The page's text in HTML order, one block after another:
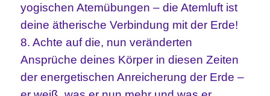
yogischen Atemübungen – die Atemluft ist
deine ätherische Verbindung mit der Erde!
8. Achte auf die, nun veränderten
Ansprüche deines Körper in diesen Zeiten
der energetischen Anreicherung der Erde –